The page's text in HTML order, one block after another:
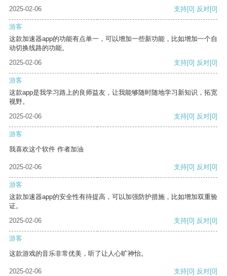
2025-02-06
支持[0] 反对[0]
游客
这款加速器app的功能有点单一，可以增加一些新功能，比如增加一个自
动切换线路的功能。
2025-02-06
支持[0] 反对[0]
游客
这款app是我学习路上的良师益友，让我能够随时随地学习新知识，拓宽
视野。
2025-02-06
支持[0] 反对[0]
游客
我喜欢这个软件 作者加油
2025-02-06 支持[0] 反对[0]
游客
这款加速器app的安全性有待提高，可以加强防护措施，比如增加双重验
证。
2025-02-06
支持[0] 反对[0]
游客
这款游戏的音乐非常优美，听了让人心旷神怡。
2025-02-06 支持[0] 反对[0]